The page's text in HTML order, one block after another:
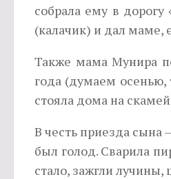
собрала ему в
(калачик) и дал маме,
Также мама Мунира
года (думаем
стояла дома на
В честь приезда сына
был голод. Сварила
стало, зажгли